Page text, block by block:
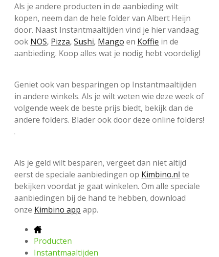
Als je andere producten in de aanbieding wilt
kopen, neem dan de hele folder van Albert Heijn
door. Naast Instantmaaltijden vind je hier vandaag
ook NOS, Pizza, Sushi, Mango en Koffie in de
aanbieding. Koop alles wat je nodig hebt voordelig!
Geniet ook van besparingen op Instantmaaltijden
in andere winkels. Als je wilt weten wie deze week of
volgende week de beste prijs biedt, bekijk dan de
andere folders. Blader ook door deze online folders!
.
Als je geld wilt besparen, vergeet dan niet altijd
eerst de speciale aanbiedingen op Kimbino.nl te
bekijken voordat je gaat winkelen. Om alle speciale
aanbiedingen bij de hand te hebben, download
onze Kimbino app app.
Producten
Instantmaaltijden